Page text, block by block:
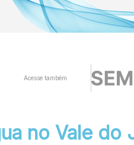
Acesse também
no Vale do